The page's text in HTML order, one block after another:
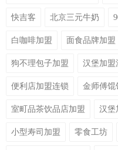
快吉客 北京三元牛奶
白咖啡加盟 面食品牌加盟
狗不理包子加盟 汉堡加盟
便利店加盟连锁 金师傅馄
室町品茶饮品店加盟 汉堡
小型寿司加盟 零食工坊